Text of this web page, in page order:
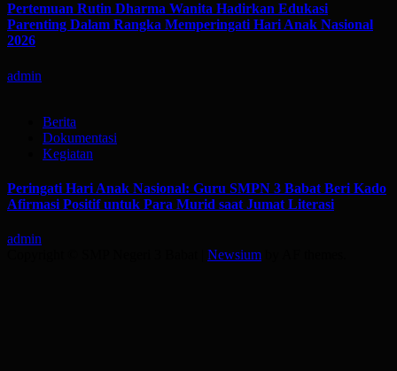
Pertemuan Rutin Dharma Wanita Hadirkan Edukasi
Parenting Dalam Rangka Memperingati Hari Anak Nasional
2026
admin
Berita
Dokumentasi
Kegiatan
Peringati Hari Anak Nasional: Guru SMPN 3 Babat Beri Kado
Afirmasi Positif untuk Para Murid saat Jumat Literasi
admin
Newsium